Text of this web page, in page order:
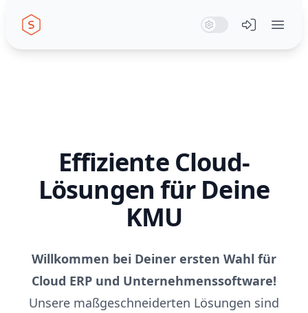
Seiwert GmbH System Mode
Light Mode
Dark Mode
Menü
Effiziente Cloud-
Lösungen für Deine
KMU
Willkommen bei Deiner ersten Wahl für
Cloud ERP und Unternehmenssoftware!
Unsere maßgeschneiderten Lösungen sind